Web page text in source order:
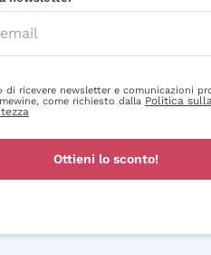
di ricevere newsletter e comunicazioni
come richiesto dalla Politica
Ottieni lo sconto!